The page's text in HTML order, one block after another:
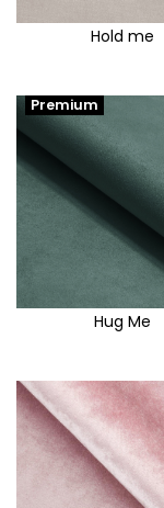
Hold me
Premium
Hug Me